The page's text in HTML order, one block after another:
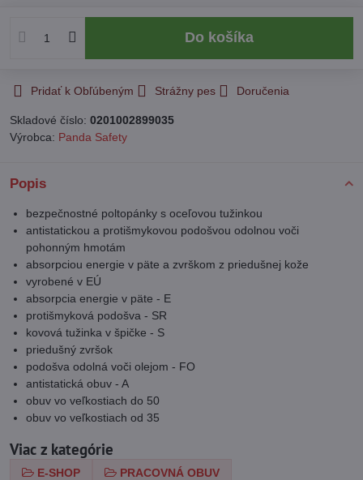
Do košíka
Pridať k Obľúbeným Strážny pes Doručenia
Skladové číslo: 0201002899035
Výrobca: Panda Safety
Popis
bezpečnostné poltopánky s oceľovou tužinkou
antistatickou a protišmykovou podošvou odolnou voči
pohonným hmotám
absorpciou energie v päte a zvrškom z priedušnej kože
vyrobené v EÚ
absorpcia energie v päte - E
protišmyková podošva - SR
kovová tužinka v špičke - S
priedušný zvršok
podošva odolná voči olejom - FO
antistatická obuv - A
obuv vo veľkostiach do 50
obuv vo veľkostiach od 35
Viac z kategórie
E-SHOP PRACOVNÁ OBUV